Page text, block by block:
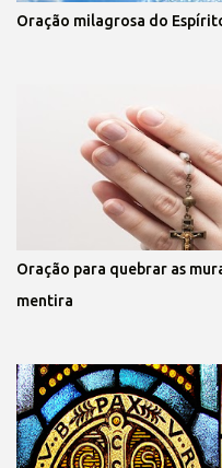
Oração milagrosa do
Oração para quebrar as
mentira